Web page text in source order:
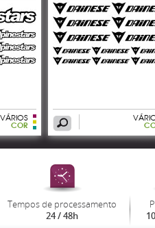
VÁRIOS
COR
Tempos de processamento
24 / 48h